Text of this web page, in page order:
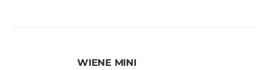
WIENE MINI